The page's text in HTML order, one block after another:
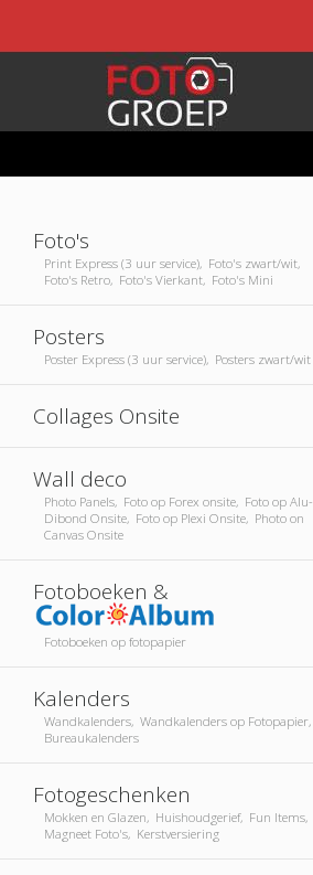
Foto's
Print Express (3 uur service), Foto's zwart/wit,
Foto's Retro, Foto's Vierkant, Foto's Mini
Posters
Poster Express (3 uur service), Posters zwart/wit
Collages Onsite
Wall deco
Photo Panels, Foto op Forex onsite, Foto op Alu-
Dibond Onsite, Foto op Plexi Onsite, Photo on
Canvas Onsite
Fotoboeken &
Fotoboeken op fotopapier
Kalenders
Wandkalenders, Wandkalenders op Fotopapier,
Bureaukalenders
Fotogeschenken
Mokken en Glazen, Huishoudgerief, Fun Items,
Magneet Foto's, Kerstversiering